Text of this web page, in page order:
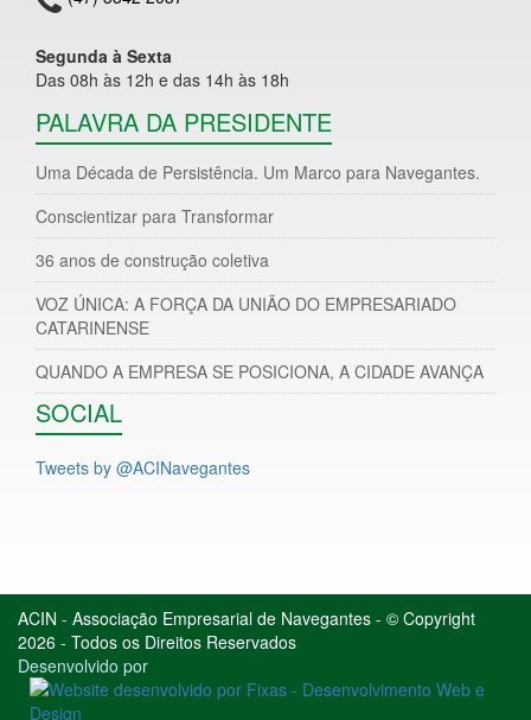
Segunda à Sexta
Das 08h às 12h e das 14h às 18h
PALAVRA DA PRESIDENTE
Uma Década de Persistência. Um Marco para Navegantes.
Conscientizar para Transformar
36 anos de construção coletiva
VOZ ÚNICA: A FORÇA DA UNIÃO DO EMPRESARIADO
CATARINENSE
QUANDO A EMPRESA SE POSICIONA, A CIDADE AVANÇA
SOCIAL
Tweets by @ACINavegantes
ACIN - Associação Empresarial de Navegantes - © Copyright
2026 - Todos os Direitos Reservados
Desenvolvido por